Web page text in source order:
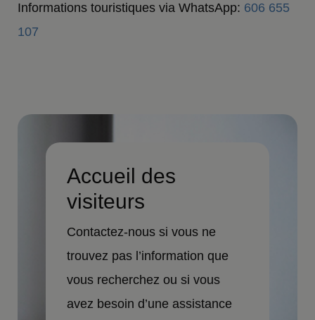
Informations touristiques via WhatsApp: 606 655
107
Accueil des
visiteurs
Contactez-nous si vous ne
trouvez pas l’information que
vous recherchez ou si vous
avez besoin d’une assistance